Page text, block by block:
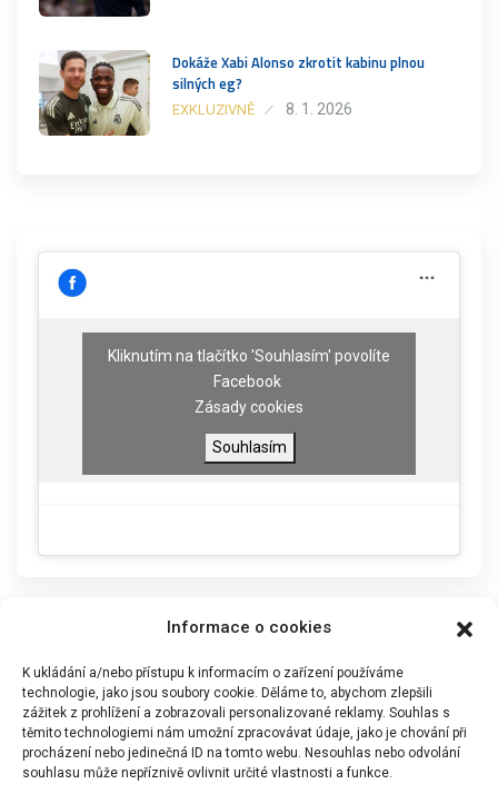
Informace o cookies
K ukládání a/nebo přístupu k informacím o zařízení používáme
technologie, jako jsou soubory cookie. Děláme to, abychom zlepšili
zážitek z prohlížení a zobrazovali personalizované reklamy. Souhlas s
těmito technologiemi nám umožní zpracovávat údaje, jako je chování při
procházení nebo jedinečná ID na tomto webu. Nesouhlas nebo odvolání
souhlasu může nepříznivě ovlivnit určité vlastnosti a funkce.
Dokáže Xabi Alonso zkrotit kabinu plnou
silných eg?
EXKLUZIVNĚ 8. 1. 2026
Kliknutím na tlačítko 'Souhlasím' povolíte
Facebook
Zásady cookies
Souhlasím